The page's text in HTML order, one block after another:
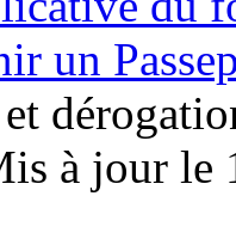
un
à jour le